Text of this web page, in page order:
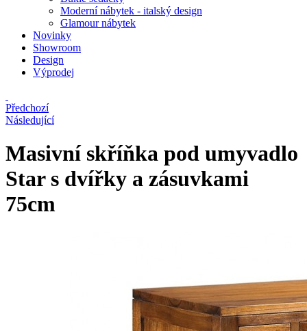
Moderní nábytek - italský design
Glamour nábytek
Novinky
Showroom
Design
Výprodej
Předchozí
Následující
Masivní skříňka pod umyvadlo
Star s dvířky a zásuvkami
75cm